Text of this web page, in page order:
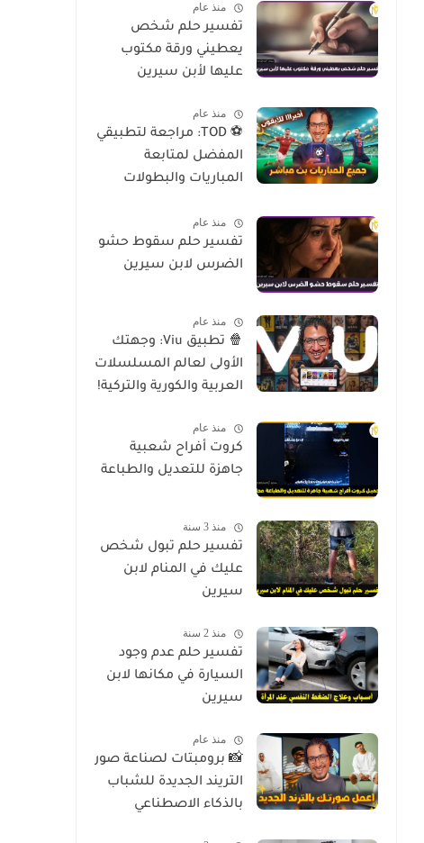
منذ عام
تفسير حلم شخص
يعطيني ورقة مكتوب
عليها لأبن سيرين
منذ عام
⚽ TOD: مراجعة لتطبيقي
المفضل لمتابعة
المباريات والبطولات
منذ عام
تفسير حلم سقوط حشو
الضرس لابن سيرين
منذ عام
🍿 تطبيق Viu: وجهتك
الأولى لعالم المسلسلات
العربية والكورية والتركية!
منذ عام
كروت أفراح شعبية
جاهزة للتعديل والطباعة
منذ 3 سنة
تفسير حلم تبول شخص
عليك في المنام لابن
سيرين
منذ 2 سنة
تفسير حلم عدم وجود
السيارة في مكانها لابن
سيرين
منذ عام
📸 برومبتات لصناعة صور
التريند الجديدة للشباب
بالذكاء الاصطناعي